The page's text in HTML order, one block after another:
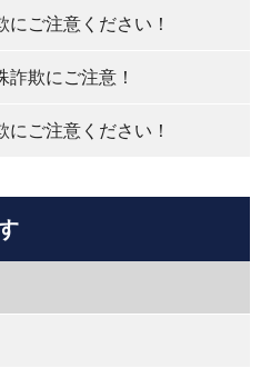
ご注意ください！
詐欺にご注意！
にご注意ください！